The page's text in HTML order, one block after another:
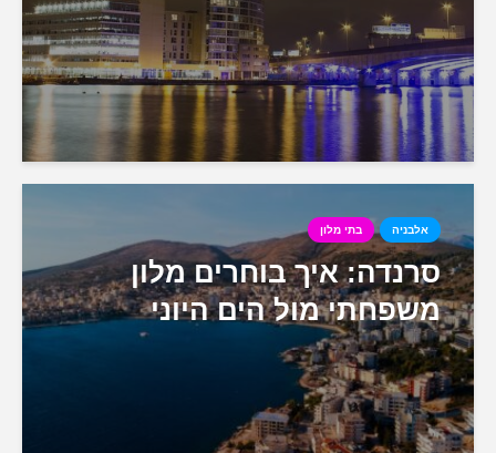
אלבניה בתי מלון
סרנדה: איך בוחרים מלון
משפחתי מול הים היוני